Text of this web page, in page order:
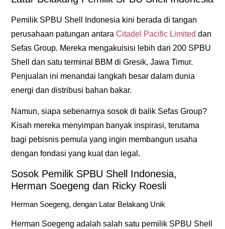
Pemilik SPBU Shell Indonesia kini berada di tangan
perusahaan patungan antaraCitadel Pacific Limited dan
Sefas Group. Mereka mengakuisisi lebih dari 200 SPBU
Shell dan satu terminal BBM di Gresik, Jawa Timur.
Penjualan ini menandai langkah besar dalam dunia
energi dan distribusi bahan bakar.
Namun, siapa sebenarnya sosok di balik Sefas Group?
Kisah mereka menyimpan banyak inspirasi, terutama
bagi pebisnis pemula yang ingin membangun usaha
dengan fondasi yang kuat dan legal.
Sosok Pemilik SPBU Shell Indonesia,
Herman Soegeng dan Ricky Roesli
Herman Soegeng, dengan Latar Belakang Unik
Herman Soegeng adalah salah satu pemilik SPBU Shell